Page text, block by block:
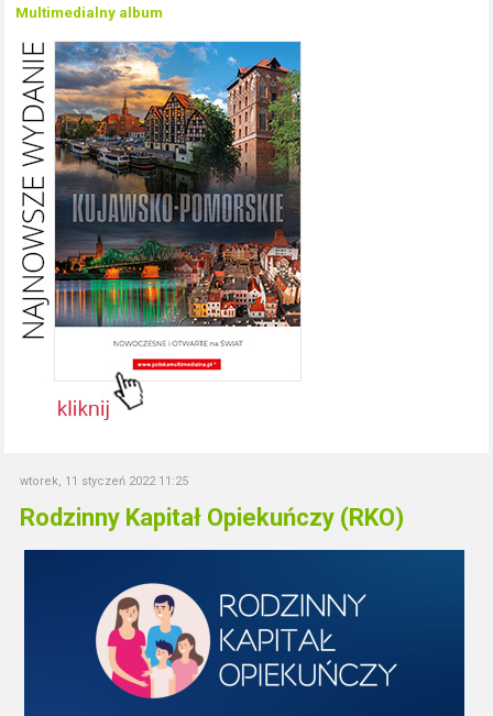
Multimedialny album
wtorek, 11 styczeń 2022 11:25
Rodzinny Kapitał Opiekuńczy (RKO)